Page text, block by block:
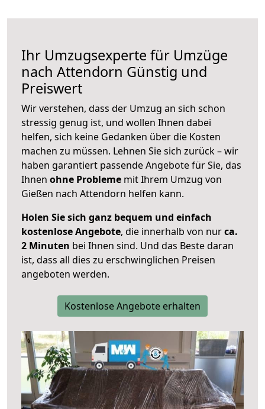
Ihr Umzugsexperte für Umzüge
nach Attendorn Günstig und
Preiswert
Wir verstehen, dass der Umzug an sich schon
stressig genug ist, und wollen Ihnen dabei
helfen, sich keine Gedanken über die Kosten
machen zu müssen. Lehnen Sie sich zurück – wir
haben garantiert passende Angebote für Sie, das
Ihnen ohne Probleme mit Ihrem Umzug von
Gießen nach Attendorn helfen kann.
Holen Sie sich ganz bequem und einfach
kostenlose Angebote, die innerhalb von nurca.
2 Minuten bei Ihnen sind. Und das Beste daran
ist, dass all dies zu erschwinglichen Preisen
angeboten werden.
Kostenlose Angebote erhalten